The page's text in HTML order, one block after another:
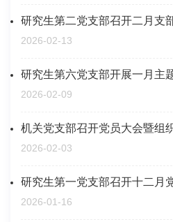
研究生第二党支部召开二月支
2026-02-13
研究生第六党支部开展一月主
2026-02-09
机关党支部召开党员大会暨组
2026-02-03
研究生第一党支部召开十二月
2026-01-16